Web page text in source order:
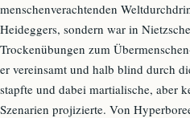
menschenverachtenden
Heideggers, sondern war in
Trockenübungen zum
er vereinsamt und halb blind durch
stapfte und dabei martialische, aber
Szenarien projizierte. Von